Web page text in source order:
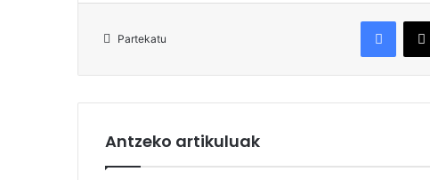
Partekatu
Antzeko artikuluak